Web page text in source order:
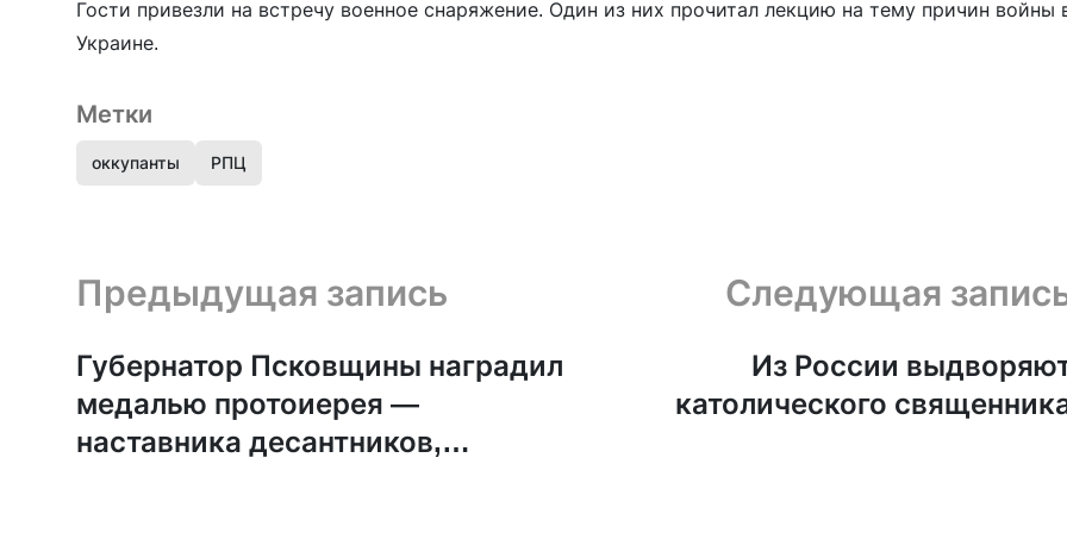
Гости привезли на встречу военное снаряжение. Один из них прочитал лекцию на тему причин войны
Украине.
Метки
оккупанты РПЦ
Предыдущая запись и следующая запись
Предыдущая запись
Губернатор Псковщины наградил
медалью протоиерея —
наставника десантников,
Следующая
Из России
католического